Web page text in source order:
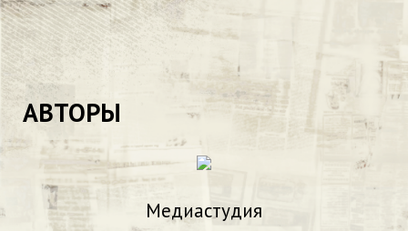
АВТОРЫ
Медиастудия